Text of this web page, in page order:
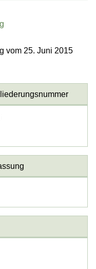
vom 25. Juni 2015